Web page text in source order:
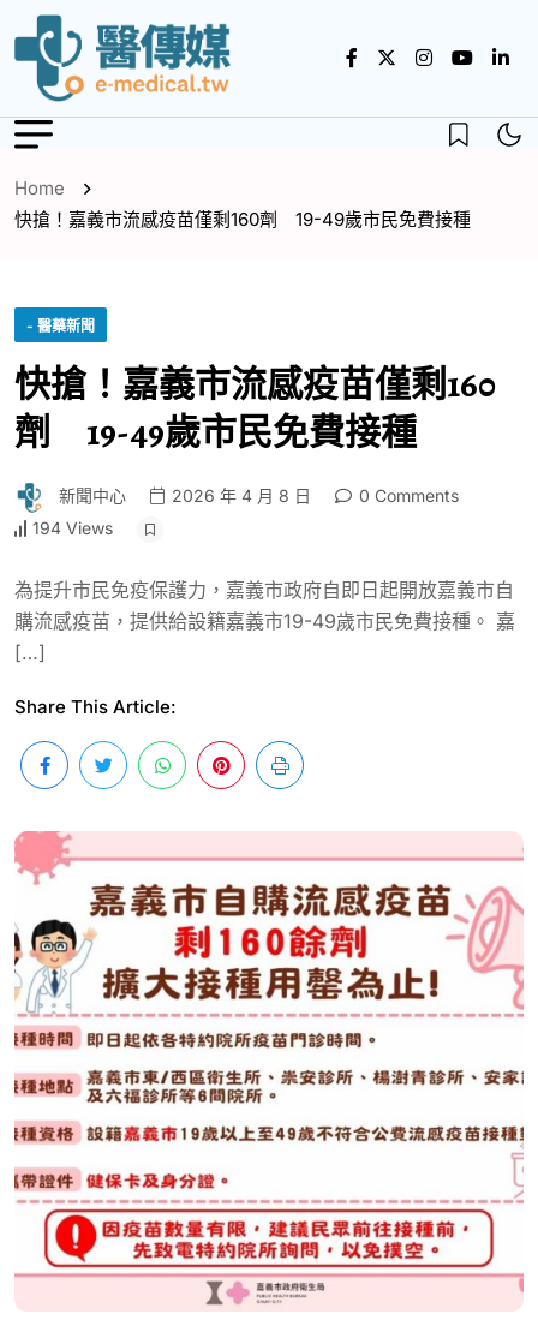
Home
快搶！嘉義市流感疫苗僅剩160劑 19-49歲市民免費接種
- 醫藥新聞
快搶！嘉義市流感疫苗僅剩160
劑 19-49歲市民免費接種
新聞中心 2026 年 4 月 8 日
0 Comments
194 Views
為提升市民免疫保護力，嘉義市政府自即日起開放嘉義市自
購流感疫苗，提供給設籍嘉義市19-49歲市民免費接種。 嘉
[…]
Share This Article: